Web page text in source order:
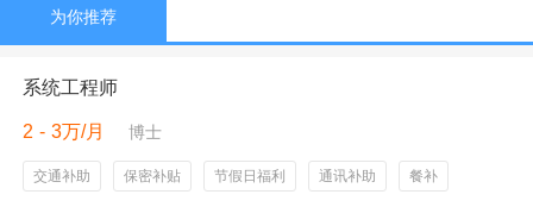
为你推荐
系统工程师
2 - 3万/月 博士
交通补助 保密补贴 节假日福利 通讯补助 餐补